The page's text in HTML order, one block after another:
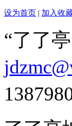
设为首页 | 加入收
“了了